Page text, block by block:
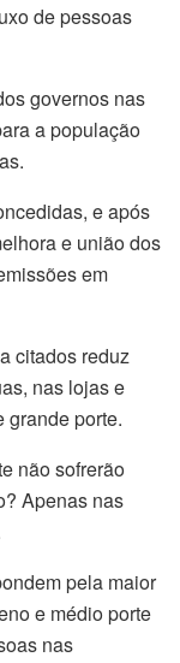
de pessoas
governos nas
a população
e após
e união dos
em
citados reduz
nas lojas e
grande porte.
não sofrerão
Apenas nas
pela maior
e médio porte
nas